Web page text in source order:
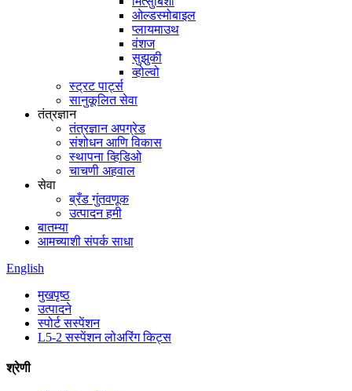
ओल्डस्मोबाइल
प्लायमाउथ
वंशज
सुझुकी
व्होल्वो
स्ट्रट पार्ट्स
सानुकूलित सेवा
तंत्रज्ञान
तंत्रज्ञान अपग्रेड
संशोधन आणि विकास
स्थापना व्हिडिओ
चाचणी अहवाल
सेवा
ब्रँड गुंतवणूक
उत्पादन हमी
बातम्या
आमच्याशी संपर्क साधा
English
मुखपृष्ठ
उत्पादने
स्पोर्ट सस्पेंशन
L5-2 सस्पेंशन लोअरिंग किट्स
श्रेणी